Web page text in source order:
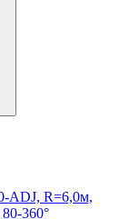
ADJ, R=6,0м,
360°